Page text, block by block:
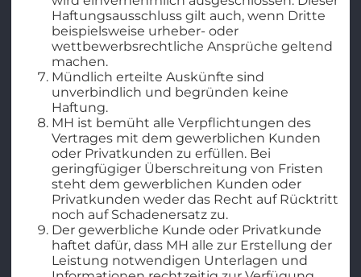
Haftungsausschluss gilt auch, wenn Dritte
beispielsweise urheber- oder
wettbewerbsrechtliche Ansprüche geltend
machen.
Mündlich erteilte Auskünfte sind
unverbindlich und begründen keine
Haftung.
MH ist bemüht alle Verpflichtungen des
Vertrages mit dem gewerblichen Kunden
oder Privatkunden zu erfüllen. Bei
geringfügiger Überschreitung von Fristen
steht dem gewerblichen Kunden oder
Privatkunden weder das Recht auf Rücktritt
noch auf Schadenersatz zu.
Der gewerbliche Kunde oder Privatkunde
haftet dafür, dass MH alle zur Erstellung der
Leistung notwendigen Unterlagen und